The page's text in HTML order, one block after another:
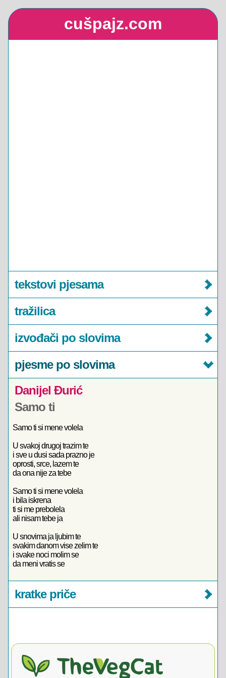
cušpajz.com
tekstovi pjesama
tražilica
izvođači po slovima
pjesme po slovima
Danijel Đurić
Samo ti
Samo ti si mene volela
U svakoj drugoj trazim te
i sve u dusi sada prazno je
oprosti, srce, lazem te
da ona nije za tebe
Samo ti si mene volela
i bila iskrena
ti si me prebolela
ali nisam tebe ja
U snovima ja ljubim te
svakim danom vise zelim te
i svake noci molim se
da meni vratis se
kratke priče